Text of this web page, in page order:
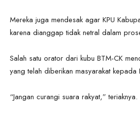
Mereka juga mendesak agar KPU
karena dianggap tidak netral dalam
Salah satu orator dari kubu BTM-CK
yang telah diberikan masyarakat kepada
“Jangan curangi suara rakyat,” teriaknya.